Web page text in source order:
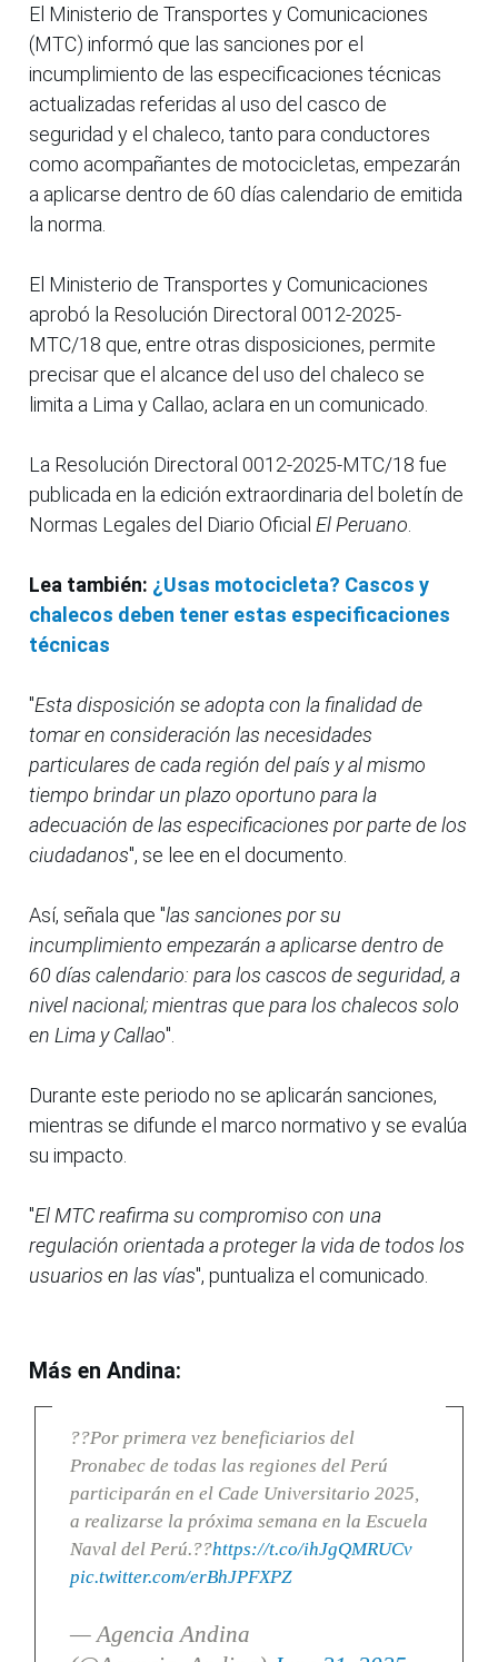
El Ministerio de Transportes y Comunicaciones
(MTC) informó que las sanciones por el
incumplimiento de las especificaciones técnicas
actualizadas referidas al uso del casco de
seguridad y el chaleco, tanto para conductores
como acompañantes de motocicletas, empezarán
a aplicarse dentro de 60 días calendario de emitida
la norma.
El Ministerio de Transportes y Comunicaciones
aprobó la Resolución Directoral 0012-2025-
MTC/18 que, entre otras disposiciones, permite
precisar que el alcance del uso del chaleco se
limita a Lima y Callao, aclara en un comunicado.
La Resolución Directoral 0012-2025-MTC/18 fue
publicada en la edición extraordinaria del boletín de
Normas Legales del Diario Oficial El Peruano
Lea también: ¿Usas motocicleta? Cascos y
chalecos deben tener estas especificaciones
técnicas
"Esta disposición se adopta con la finalidad de
tomar en consideración las necesidades
particulares de cada región del país y al mismo
tiempo brindar un plazo oportuno para la
adecuación de las especificaciones por parte de los
ciudadanos", se lee en el documento.
Así, señala que "las sanciones por su
incumplimiento empezarán a aplicarse dentro de
60 días calendario: para los cascos de seguridad, a
nivel nacional; mientras que para los chalecos solo
en Lima y Callao".
Durante este periodo no se aplicarán sanciones,
mientras se difunde el marco normativo y se evalúa
su impacto.
"El MTC reafirma su compromiso con una
regulación orientada a proteger la vida de todos los
usuarios en las vías", puntualiza el comunicado.
Más en Andina:
??Por primera vez beneficiarios del
Pronabec de todas las regiones del Perú
participarán en el Cade Universitario 2025,
a realizarse la próxima semana en la Escuela
Naval del Perú.??https://t.co/ihJgQMRUCv
pic.twitter.com/erBhJPFXPZ
— Agencia Andina